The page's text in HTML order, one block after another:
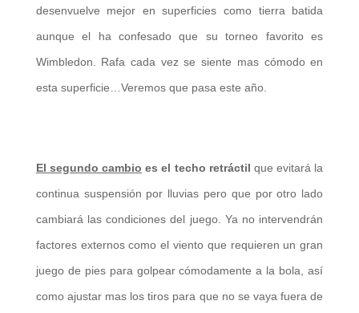
desenvuelve mejor en superficies como tierra batida
aunque el ha confesado que su torneo favorito es
Wimbledon. Rafa cada vez se siente mas cómodo en
esta superficie…Veremos que pasa este año.
El segundo cambio es el techo retráctil que evitará la
continua suspensión por lluvias pero que por otro lado
cambiará las condiciones del juego. Ya no intervendrán
factores externos como el viento que requieren un gran
juego de pies para golpear cómodamente a la bola, así
como ajustar mas los tiros para que no se vaya fuera de